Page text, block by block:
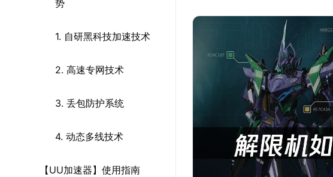
势
1. 自研黑科技加速技术
2. 高速专网技术
3. 丢包防护系统
4. 动态多线技术
【UU加速器】使用指南